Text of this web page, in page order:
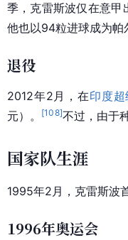
季，克雷斯波仅在意甲
他也以94粒进球成为帕
退役
2012年2月，在印度
元）。
[108]不过，由于
国家队生涯
1995年2月，克雷斯波
1996年奥运会